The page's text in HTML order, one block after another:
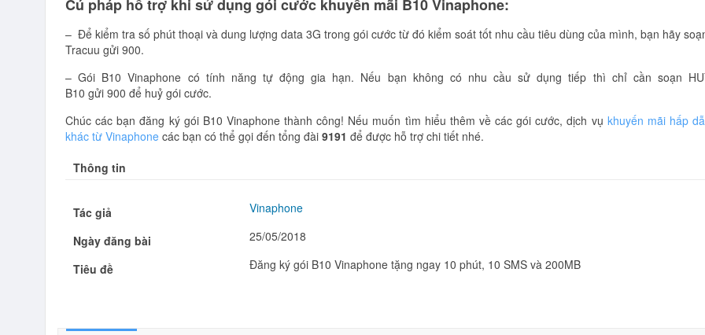
Cú pháp hỗ trợ khi sử dụng gói cước khuyến mãi B10 Vinaphone:
– Để kiểm tra số phút thoại và dung lượng data 3G trong gói cước từ đó kiểm soát tốt nhu cầu tiêu dùng của mình, bạn hãy
Tracuu gửi 900.
– Gói B10 Vinaphone có tính năng tự động gia hạn. Nếu bạn không có nhu cầu sử dụng tiếp thì chỉ cần soạn
B10 gửi 900 để huỷ gói cước.
Chúc các bạn đăng ký gói B10 Vinaphone thành công! Nếu muốn tìm hiểu thêm về các gói cước, dịch vụ khuyến mãi hấp
khác từ Vinaphone các bạn có thể gọi đến tổng đài 9191 để được hỗ trợ chi tiết nhé.
Thông tin
Tác giả Vinaphone
Ngày đăng bài 25/05/2018
Tiêu đề Đăng ký gói B10 Vinaphone tặng ngay 10 phút, 10 SMS và 200MB